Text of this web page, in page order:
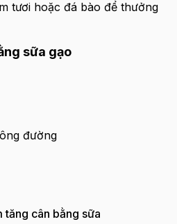
tươi hoặc đá bào để thưởng
sữa gạo
đường